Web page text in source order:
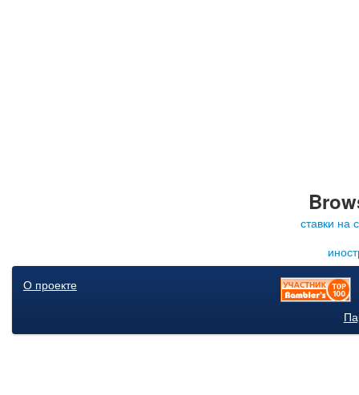
ставки на
О проекте